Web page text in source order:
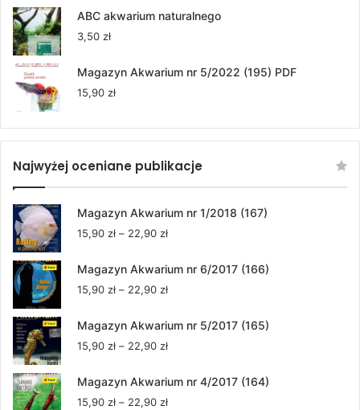
ABC akwarium naturalnego
3,50 zł
Magazyn Akwarium nr 5/2022 (195) PDF
15,90 zł
Najwyżej oceniane publikacje
Magazyn Akwarium nr 1/2018 (167)
15,90 zł – 22,90 złZakres
od
Magazyn Akwarium nr 6/2017 (166)
15,90 zł – 22,90 złZakres
od
Magazyn Akwarium nr 5/2017 (165)
15,90 zł – 22,90 złZakres
od
Magazyn Akwarium nr 4/2017 (164)
15,90 zł – 22,90 złZakres